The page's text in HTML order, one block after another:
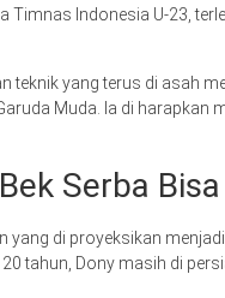
Timnas Indonesia U-23,
teknik yang terus di asah
Muda. Ia di harapkan
Serba
yang di proyeksikan
tahun, Dony masih di